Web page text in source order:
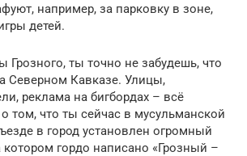
например, за парковку в зоне,
детей.
Грозного, ты точно не забудешь, что
Северном Кавказе. Улицы,
реклама на бигбордах – всё
том, что ты сейчас в мусульманской
в город установлен огромный
гордо написано «Грозный –